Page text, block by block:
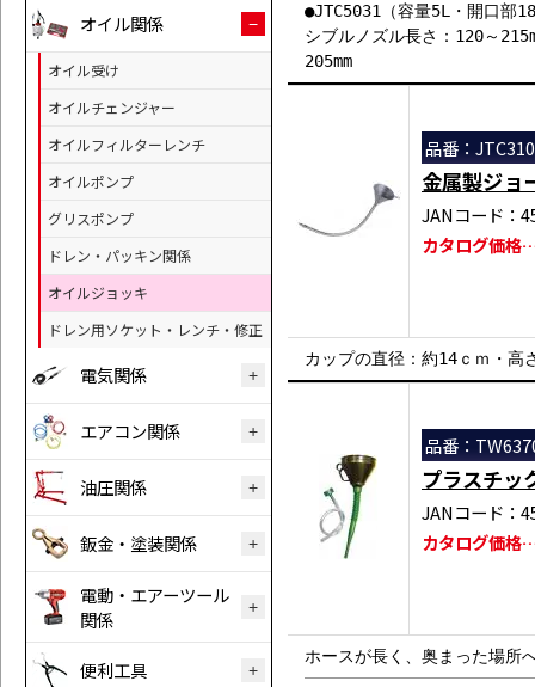
オイル関係
オイル受け
オイルチェンジャー
オイルフィルターレンチ
オイルポンプ
グリスポンプ
ドレン・パッキン関係
オイルジョッキ
ドレン用ソケット・レンチ・修正
電気関係
エアコン関係
油圧関係
鈑金・塗装関係
電動・エアーツール
関係
便利工具
●JTC5031（容量5L・開口部
シブルノズル長さ：120～
205mm
品番：
金属製ジョ
JANコード：
カタログ価格
カップの直径：約14ｃｍ・高
品番：
プラスチッ
JANコード：
カタログ価格
ホースが長く、奥まった場所